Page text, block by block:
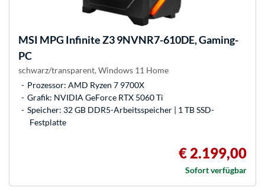
MSI MPG Infinite Z3 9NVNR7-610DE, Gaming-
PC
schwarz/transparent, Windows 11 Home
Prozessor: AMD Ryzen 7 9700X
Grafik: NVIDIA GeForce RTX 5060 Ti
Speicher: 32 GB DDR5-Arbeitsspeicher | 1 TB SSD-
Festplatte
€ 2.199,00
Sofort verfügbar